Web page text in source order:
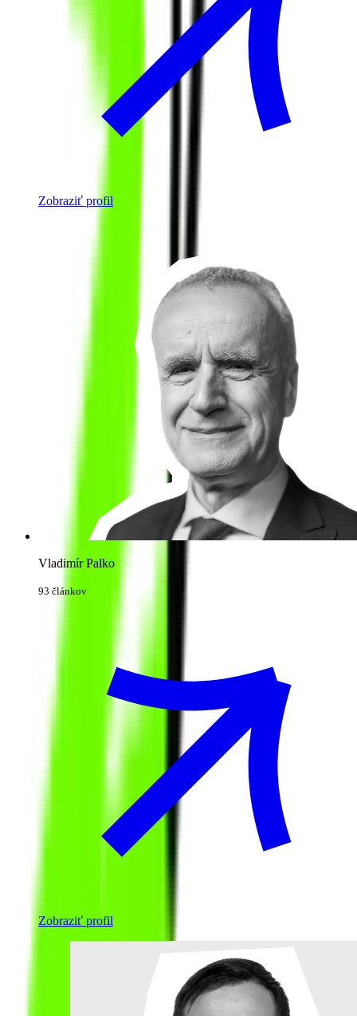
Zobraziť profil
Vladimír Palko
93 článkov
Zobraziť profil